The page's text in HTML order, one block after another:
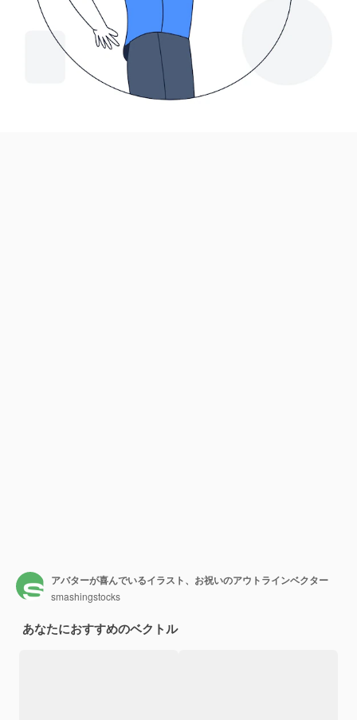
アバターが喜んでいるイラスト、お祝いのアウトラインベクター
smashingstocks
あなたにおすすめのベクトル